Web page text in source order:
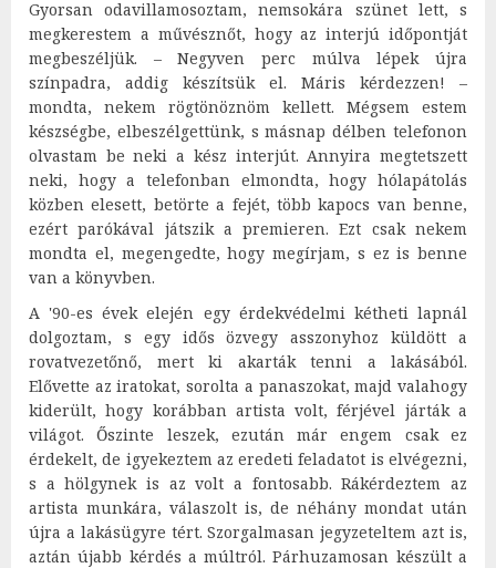
Gyorsan odavillamosoztam, nemsokára szünet lett, s
megkerestem a művésznőt, hogy az interjú időpontját
megbeszéljük. – Negyven perc múlva lépek újra
színpadra, addig készítsük el. Máris kérdezzen! –
mondta, nekem rögtönöznöm kellett. Mégsem estem
készségbe, elbeszélgettünk, s másnap délben telefonon
olvastam be neki a kész interjút. Annyira megtetszett
neki, hogy a telefonban elmondta, hogy hólapátolás
közben elesett, betörte a fejét, több kapocs van benne,
ezért parókával játszik a premieren. Ezt csak nekem
mondta el, megengedte, hogy megírjam, s ez is benne
van a könyvben.
A '90-es évek elején egy érdekvédelmi kétheti lapnál
dolgoztam, s egy idős özvegy asszonyhoz küldött a
rovatvezetőnő, mert ki akarták tenni a lakásából.
Elővette az iratokat, sorolta a panaszokat, majd valahogy
kiderült, hogy korábban artista volt, férjével járták a
világot. Őszinte leszek, ezután már engem csak ez
érdekelt, de igyekeztem az eredeti feladatot is elvégezni,
s a hölgynek is az volt a fontosabb. Rákérdeztem az
artista munkára, válaszolt is, de néhány mondat után
újra a lakásügyre tért. Szorgalmasan jegyzeteltem azt is,
aztán újabb kérdés a múltról. Párhuzamosan készült a